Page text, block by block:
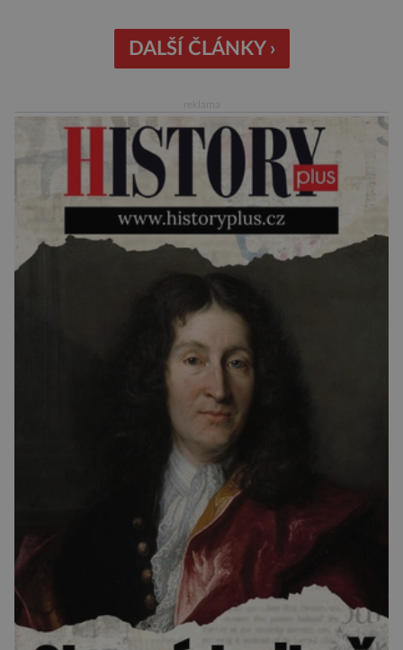
mohyl, které se nacházejí v ose té starší. Na
archeologických pracích se podíleli experti ze
DALŠÍ ČLÁNKY ›